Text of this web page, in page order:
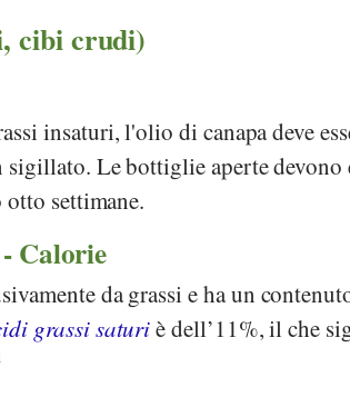
cibi crudi)
insaturi, l'olio di canapa deve
Le bottiglie aperte devono
settimane.
Calorie
da grassi e ha un
grassi saturiè dell’11%, il che